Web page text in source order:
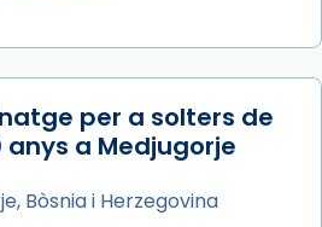
per a solters de
anys a Medjugorje
Bòsnia i Herzegovina